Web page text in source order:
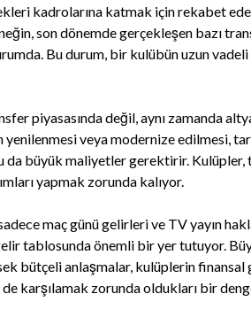
kadrolarına katmak için rekabet
son dönemde gerçekleşen bazı
Bu durum, bir kulübün uzun
piyasasında değil, aynı zamanda
yenilenmesi veya modernize edilmesi,
da büyük maliyetler gerektirir. Kulüpler,
yapmak zorunda kalıyor.
maç günü gelirleri ve TV yayın
tablosunda önemli bir yer tutuyor.
bütçeli anlaşmalar, kulüplerin finansal
karşılamak zorunda oldukları bir